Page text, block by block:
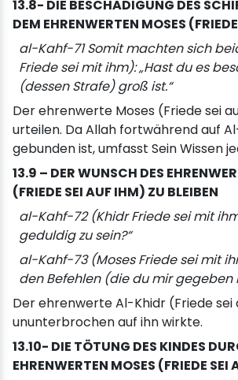
13.8- DIE BESCHÄDIGUNG DES
DEM EHRENWERTEN MOSES
al-Kahf-71 Somit machten sich
Friede sei mit ihm): „Hast du es
(dessen Strafe) groß ist.“
Der ehrenwerte Moses (Friede sei
urteilen. Da Allah fortwährend auf
gebunden ist, umfasst Sein Wissen
13.9 – DER WUNSCH DES
(FRIEDE SEI AUF IHM) ZU BLEIBEN
al-Kahf-72 (Khidr Friede sei mit
geduldig zu sein?“
al-Kahf-73 (Moses Friede sei mit
den Befehlen (die du mir gegeben
Der ehrenwerte Al-Khidr (Friede
ununterbrochen auf ihn wirkte.
13.10- DIE TÖTUNG DES KINDES
EHRENWERTEN MOSES (FRIEDE SEI